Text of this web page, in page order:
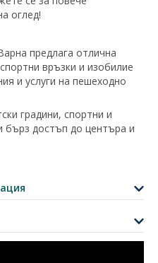
оглед!
предлага отлична
връзки и изобилие
и услуги на пешеходно
градини, спортни и
бърз достъп до центъра и